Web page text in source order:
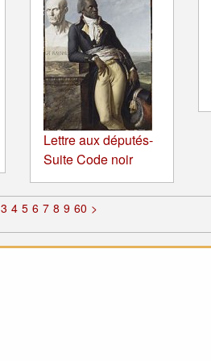
Lettre aux députés-
Suite Code noir
3 4 5 6 7 8 9 60 >